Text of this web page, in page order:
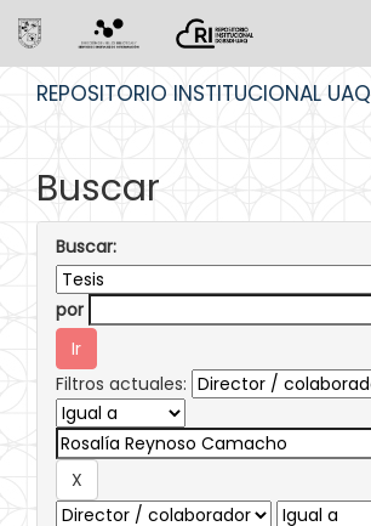
REPOSITORIO INSTITUCIONAL UAQ
Buscar
Buscar:
por
Filtros actuales: